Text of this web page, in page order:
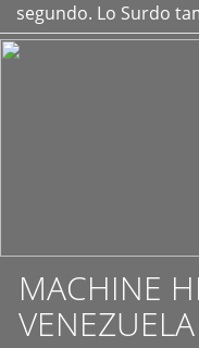
segundo. Lo Surdo
MACHINE
VENEZUELA